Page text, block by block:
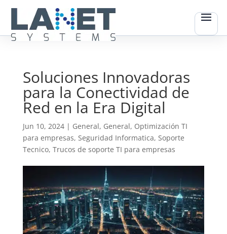
Soluciones Innovadoras
para la Conectividad de
Red en la Era Digital
Jun 10, 2024| General, General, Optimización TI
para empresas, Seguridad Informatica, Soporte
Tecnico, Trucos de soporte TI para empresas